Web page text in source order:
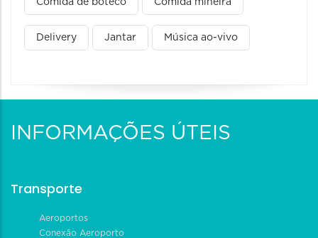
Comida de boteco Comida mineira
Delivery Jantar Música ao-vivo
INFORMAÇÕES ÚTEIS
Transporte
Aeroportos
Conexão Aeroporto